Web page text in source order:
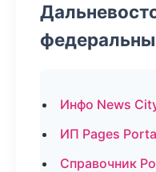
Инфо News
ИП Pages
Справочник